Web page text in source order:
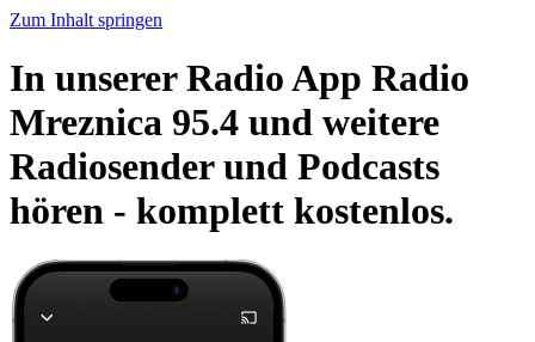
Zum Inhalt springen
In unserer Radio App Radio
Mreznica 95.4 und weitere
Radiosender und Podcasts
hören - komplett kostenlos.